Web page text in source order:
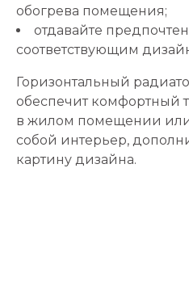
обогрева помещения;
отдавайте
соответствующим
Горизонтальный
обеспечит комфортный
в жилом помещении
собой интерьер,
картину дизайна.